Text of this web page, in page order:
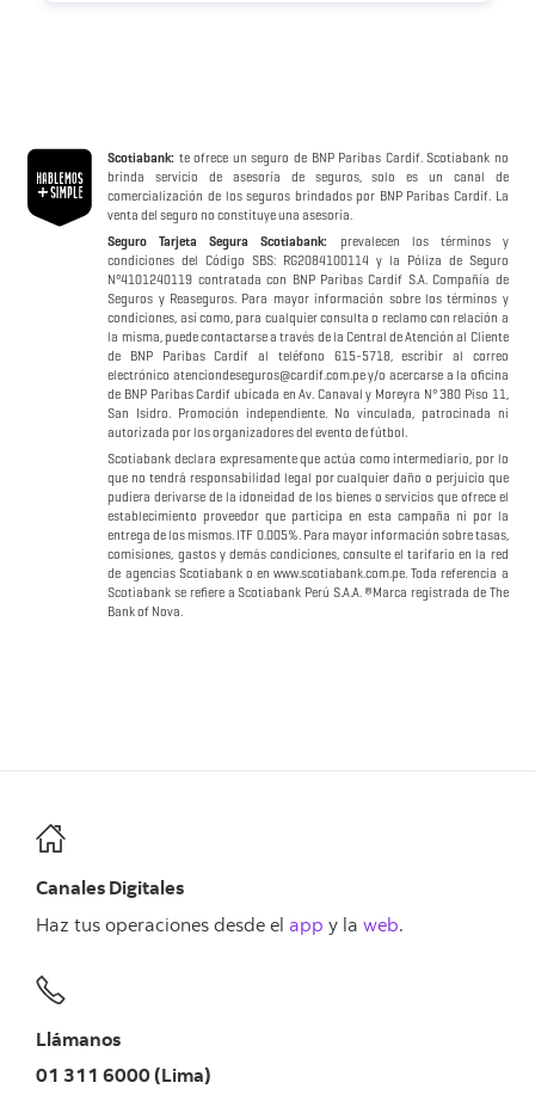
Scotiabank: te ofrece un seguro de BNP Paribas Cardif. Scotiabank no
brinda servicio de asesoría de seguros, solo es un canal de
comercialización de los seguros brindados por BNP Paribas Cardif. La
venta del seguro no constituye una asesoría.
Seguro Tarjeta Segura Scotiabank:
prevalecen los términos y
condiciones del Código SBS: RG2084100114 y la Póliza de Seguro
N°4101240119 contratada con BNP Paribas Cardif S.A. Compañía de
Seguros y Reaseguros. Para mayor información sobre los términos y
condiciones, así como, para cualquier consulta o reclamo con relación a
la misma, puede contactarse a través de la Central de Atención al Cliente
de BNP Paribas Cardif al teléfono 615-5718, escribir al correo
electrónico atenciondeseguros@cardif.com.pe y/o acercarse a la oficina
de BNP Paribas Cardif ubicada en Av. Canaval y Moreyra N° 380 Piso 11,
San Isidro. Promoción independiente. No vinculada, patrocinada ni
autorizada por los organizadores del evento de fútbol.
Scotiabank declara expresamente que actúa como intermediario, por lo
que no tendrá responsabilidad legal por cualquier daño o perjuicio que
pudiera derivarse de la idoneidad de los bienes o servicios que ofrece el
establecimiento proveedor que participa en esta campaña ni por la
entrega de los mismos. ITF 0.005%. Para mayor información sobre tasas,
comisiones, gastos y demás condiciones, consulte el tarifario en la red
de agencias Scotiabank o en www.scotiabank.com.pe. Toda referencia a
Scotiabank se refiere a Scotiabank Perú S.A.A. ®Marca registrada de The
Bank of Nova.
Canales Digitales
Haz tus operaciones desde el app y la web.
Llámanos
01 311 6000 (Lima)